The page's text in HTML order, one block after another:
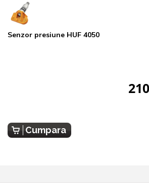
Senzor presiune HUF 4050
Cumpara